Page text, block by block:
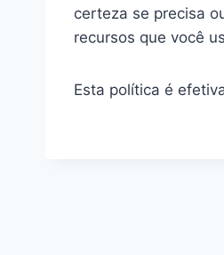
certeza se precisa
recursos que você
Esta política é